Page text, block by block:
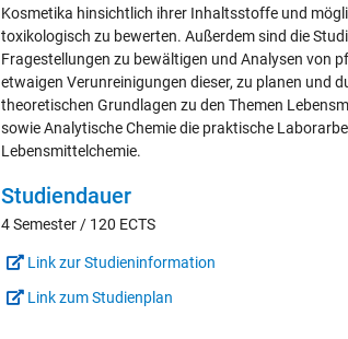
Kosmetika hinsichtlich ihrer Inhaltsstoffe und
toxikologisch zu bewerten. Außerdem sind die
Fragestellungen zu bewältigen und Analysen von
etwaigen Verunreinigungen dieser, zu planen und
theoretischen Grundlagen zu den Themen
sowie Analytische Chemie die praktische
Lebensmittelchemie.
Stu­di­en­dau­er
4 Semester / 120 ECTS
Link zur Studieninformation
Link zum Studienplan